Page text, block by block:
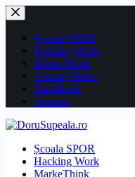
Sari
la
conținutȘcoala SPOR
Hacking Work
MarkeThink
CountryStrike
FaithBook
Contact
Școala SPOR
Hacking Work
MarkeThink